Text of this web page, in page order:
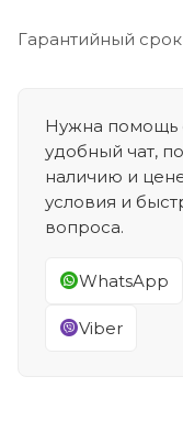
Гарантийный
Нужна помощь
удобный чат,
наличию и
условия и
вопроса.
WhatsApp
Viber